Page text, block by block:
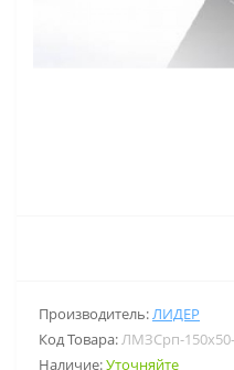
Производитель:ЛИДЕР
Код Товара:ЛМЗСрп-
Наличие:Уточняйте